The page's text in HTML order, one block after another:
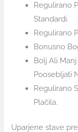
Regulirano
Standardi.
Regulirano
Bonusno
Bolj Ali
Poosebljati
Regulirano
Plačila.
Uparjene stave